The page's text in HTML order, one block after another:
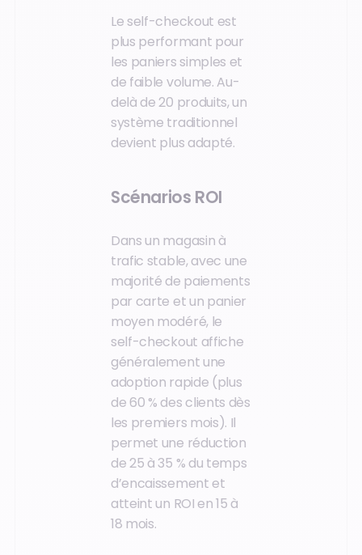
Le self-checkout est
plus performant pour
les paniers simples et
de faible volume. Au-
delà de 20 produits, un
système traditionnel
devient plus adapté.
Scénarios ROI
Dans un magasin à
trafic stable, avec une
majorité de paiements
par carte et un panier
moyen modéré, le
self-checkout affiche
généralement une
adoption rapide (plus
de 60 % des clients dès
les premiers mois). Il
permet une réduction
de 25 à 35 % du temps
d’encaissement et
atteint un ROI en 15 à
18 mois.